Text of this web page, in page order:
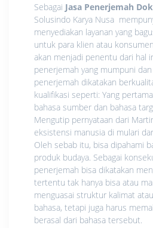
Sebagai Jasa Penerjemah
Solusindo Karya Nusa
menyediakan layanan yang
untuk para klien atau
akan menjadi penentu dari hal
penerjemah yang mumpuni
penerjemah dikatakan
kualifikasi seperti: Yang
bahasa sumber dan bahasa
Mengutip pernyataan dari
eksistensi manusia di mulari
Oleh sebab itu, bisa dipahami
produk budaya. Sebagai
penerjemah bisa dikatakan
tertentu tak hanya bisa atau
menguasai struktur kalimat
bahasa, tetapi juga harus
berasal dari bahasa tersebut.